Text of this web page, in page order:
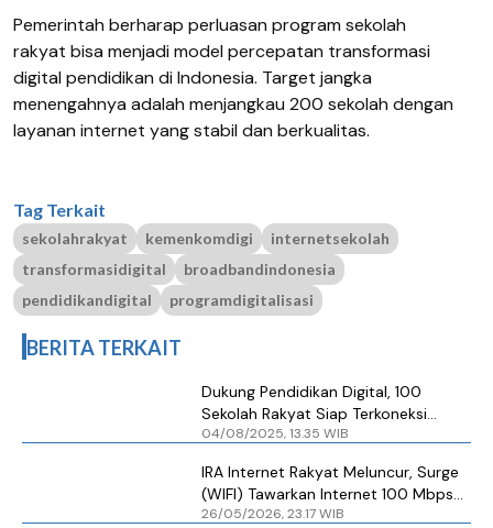
Pemerintah berharap perluasan program sekolah
rakyat bisa menjadi model percepatan transformasi
digital pendidikan di Indonesia. Target jangka
menengahnya adalah menjangkau 200 sekolah dengan
layanan internet yang stabil dan berkualitas.
Tag Terkait
sekolahrakyat kemenkomdigi
internetsekolah
transformasidigital
broadbandindonesia
pendidikandigital
programdigitalisasi
BERITA TERKAIT
Dukung Pendidikan Digital, 100
Sekolah Rakyat Siap Terkoneksi
Internet "Ngacir" 100 Mbps
04/08/2025, 13.35 WIB
IRA Internet Rakyat Meluncur, Surge
(WIFI) Tawarkan Internet 100 Mbps
Rp 100.000
26/05/2026, 23.17 WIB